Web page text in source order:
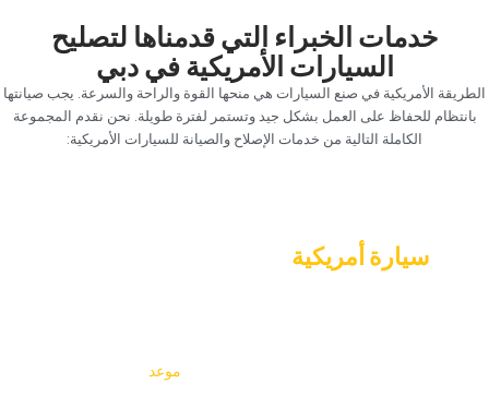
‏خدمات الخبراء التي قدمناها لتصليح
السيارات الأمريكية في دبي‏
‏الطريقة الأمريكية في صنع السيارات هي منحها القوة والراحة والسرعة. يجب صيانتها
بانتظام للحفاظ على العمل بشكل جيد وتستمر لفترة طويلة. نحن نقدم المجموعة
الكاملة التالية من خدمات الإصلاح والصيانة للسيارات الأمريكية:‏
‏سيارة أمريكية‏
‏ موعد‏